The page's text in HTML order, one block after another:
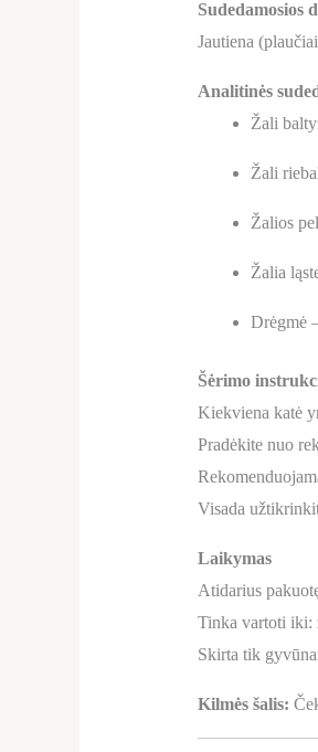
Sudedamosios
Jautiena
Analitinės
Žali
Žali
Žalios
Žalia
Drėgmė
Šėrimo
Kiekviena katė
Pradėkite nuo
Visada
Laikymas
Atidarius
Tinka vartoti iki:
Skirta tik
Kilmės šalis: